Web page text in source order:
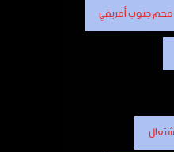
فحم جنوب أفريقي